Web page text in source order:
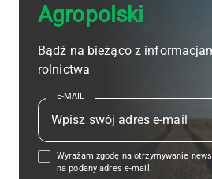
Agropolski
Bądź na bieżąco z
rolnictwa
E-MAIL
Wyrażam zgodę na otrzymywanie
na podany adres e-mail.